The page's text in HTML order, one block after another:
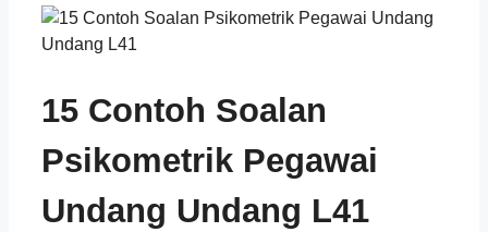
15 Contoh Soalan
Psikometrik Pegawai
Undang Undang L41